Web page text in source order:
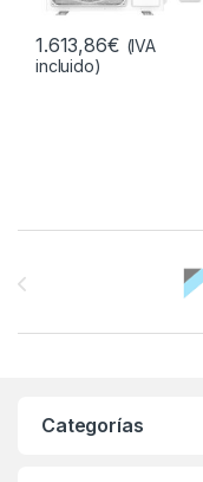
1.613,86€ (IVA
incluido)
Categorías